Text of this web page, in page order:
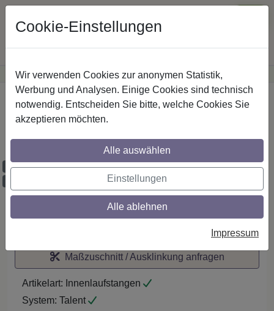
Günstige Versandkosteninnerhalb Österreichs· Sichere Zahlung
Startseite
IL-Stilg. 20 mm 2-lfg. Talent Luina 260 cm
Edelst.-O./Buche
Maßzuschnitt möglich
Maßzuschnitt / Ausklinkung anfragen
Artikelart: Innenlaufstangen
System: Talent
Cookie-Einstellungen
Wir verwenden Cookies zur anonymen Statistik,
Werbung und Analysen. Einige Cookies sind technisch
notwendig. Entscheiden Sie bitte, welche Cookies Sie
akzeptieren möchten.
Alle auswählen
Einstellungen
Alle ablehnen
Impressum